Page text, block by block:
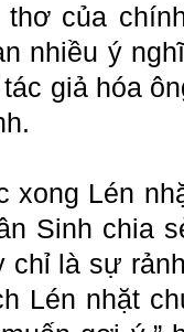
thơ của
nhiều ý
giả hóa
xong Lén
Sinh chia
chỉ là sự
Lén nhặt